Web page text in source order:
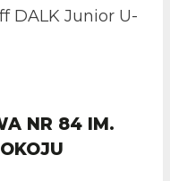
DALK Junior U-
NR 84 IM.